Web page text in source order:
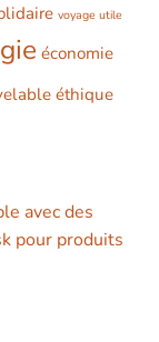
voyage utile
économie
éthique
avec des
pour produits